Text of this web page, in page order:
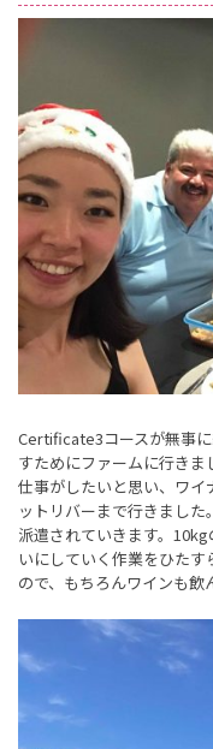
Certificate3コースが無事
すためにファームに行き
仕事がしたいと思い、ワイ
ットリバーまで行きまし
派遣されていきます。
いにしていく作業をひた
ので、もちろんワインも飲